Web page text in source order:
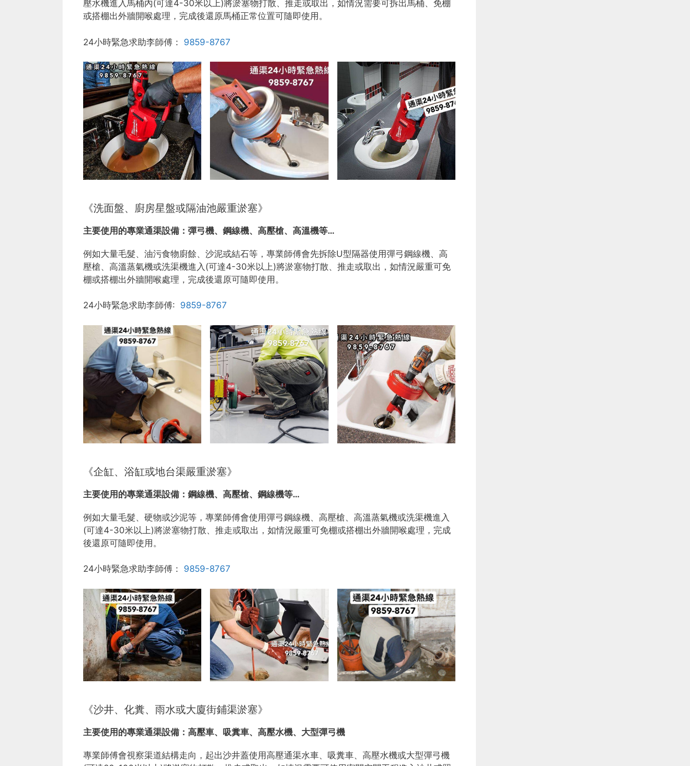
壓水機進入馬桶內(可達4-30米以上)將淤塞物打散、推走或取出，如情況需要可拆出馬桶、免棚
或搭棚出外牆開喉處理，完成後還原馬桶正常位置可隨即使用。
24小時緊急求助李師傅： 9859-8767
《洗面盤、廚房星盤或隔油池嚴重淤塞》
主要使用的專業通渠設備： 彈弓機、鋼線機、高壓槍、高溫機等…
例如大量毛髮、油污食物廚餘、沙泥或結石等，專業師傅會先拆除U型隔器使用彈弓鋼線機、高
壓槍、高溫蒸氣機或洗渠機進入(可達4-30米以上)將淤塞物打散、推走或取出，如情況嚴重可免
棚或搭棚出外牆開喉處理，完成後還原可隨即使用。
24小時緊急求助李師傅: 9859-8767
《企缸、浴缸或地台渠嚴重淤塞》
主要使用的專業通渠設備： 鋼線機、高壓槍、鋼線機等…
例如大量毛髮、硬物或沙泥等，專業師傅會使用彈弓鋼線機、高壓槍、高溫蒸氣機或洗渠機進入
(可達4-30米以上)將淤塞物打散、推走或取出，如情況嚴重可免棚或搭棚出外牆開喉處理，完成
後還原可隨即使用。
24小時緊急求助李師傅： 9859-8767
《沙井、化糞、雨水或大廈街鋪渠淤塞》
主要使用的專業通渠設備： 高壓車、吸糞車、高壓水機、大型彈弓機
專業師傅會視察渠道結構走向，起出沙井蓋使用高壓通渠水車、吸糞車、高壓水機或大型彈弓機